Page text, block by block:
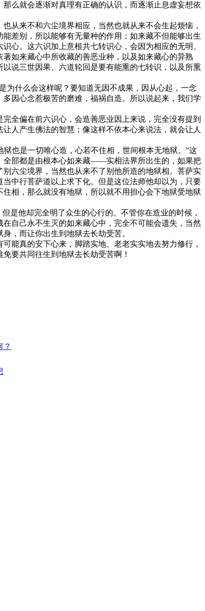
么就会逐渐对真理有正确的认识，而逐渐止息虚妄想依
来不和六尘境界相应，当然也就从来不会生起烦恼，
差别，所以能够有无量种的作用；如来藏不但能够出生
心。这六识加上意根共七转识心，会因为相应的无明、
如来藏心中所收藏的善恶业种，以及如来藏心的异熟
说三世因果、六道轮回是要有能熏的七转识，以及所熏
什么会这样呢？要知道无因不成果，因从心起，一念
因心念惹极苦的磨难，福祸自造。所以说起来，我们学
全偏在前六识心，会造善恶业因上来说，完全没有提到
人产生佛法的智慧；像这样不依本心来说法，就会让人
也是一切唯心造，心若不住相，世间根本无地狱。”这
全部都是由根本心如来藏——实相法界所出生的，如果把
六尘境界，当然也从来不了别他所造的地狱相。菩萨实
中行菩萨道以上求下化。但是这位法师他却以为，只要
相，那么就没有地狱，所以就不用担心会下地狱受地狱
他却完全明了众生的心行的。不管你在造业的时候，
自己永不生灭的如来藏心中，完全不可能会遗失，当然
，而让你出生到地狱去长劫受苦。
真的安下心来，脚踏实地、老老实实地去努力修行，
要共同往生到地狱去长劫受苦啊！
？